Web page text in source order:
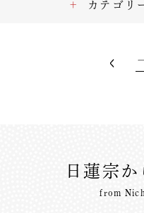
カテゴリ
日蓮宗
from